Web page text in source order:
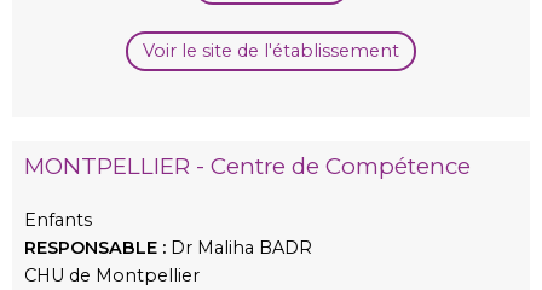
Voir le site de l'établissement
MONTPELLIER - Centre de Compétence
Enfants
RESPONSABLE : Dr Maliha BADR
CHU de Montpellier